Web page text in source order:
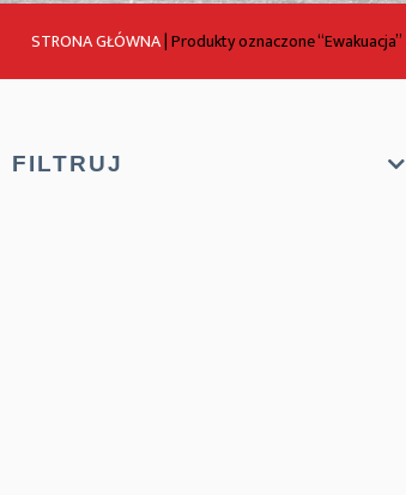
STRONA GŁÓWNA|Produkty oznaczone “Ewakuacja”
FILTRUJ